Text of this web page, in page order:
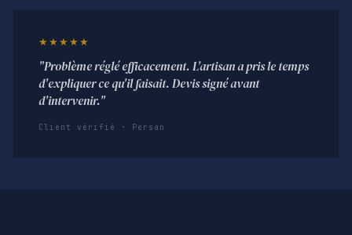
★★★★★
"Problème réglé efficacement. L'artisan a pris le temps
d'expliquer ce qu'il faisait. Devis signé avant
d'intervenir."
Client vérifié · Persan